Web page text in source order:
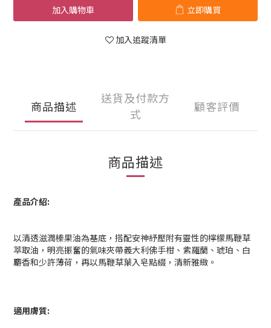
加入購物車 立即購買
加入追蹤清單
商品描述
送貨及付款方
式
顧客評價
商品描述
產品介紹:
以清透滋潤榛果油為基底，搭配安神紓壓附有靈性的檸檬馬鞭草
萃取油，明亮振奮的氣味夾帶義大利佛手柑、紫羅蘭、琥珀、白
麝香和少許薄荷，再以馬鞭草葉入皂點綴，清新雅緻。
適用膚質: